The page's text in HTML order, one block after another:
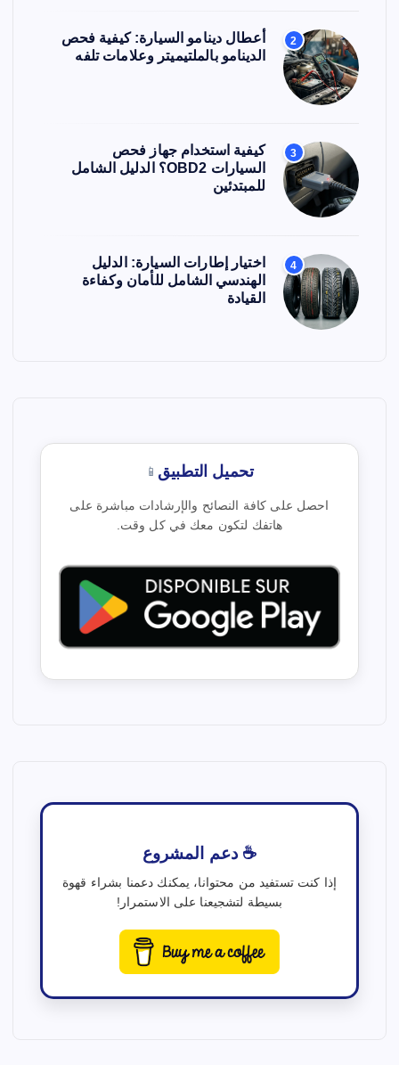
2
أعطال دينامو السيارة: كيفية فحص
الدينامو بالملتيميتر وعلامات تلفه
3
كيفية استخدام جهاز فحص
السيارات OBD2؟ الدليل الشامل
للمبتدئين
4
اختيار إطارات السيارة: الدليل
الهندسي الشامل للأمان وكفاءة
القيادة
📱 تحميل التطبيق
احصل على كافة النصائح والإرشادات مباشرة على
هاتفك لتكون معك في كل وقت.
☕ دعم المشروع
إذا كنت تستفيد من محتوانا، يمكنك دعمنا بشراء قهوة
بسيطة لتشجيعنا على الاستمرار!